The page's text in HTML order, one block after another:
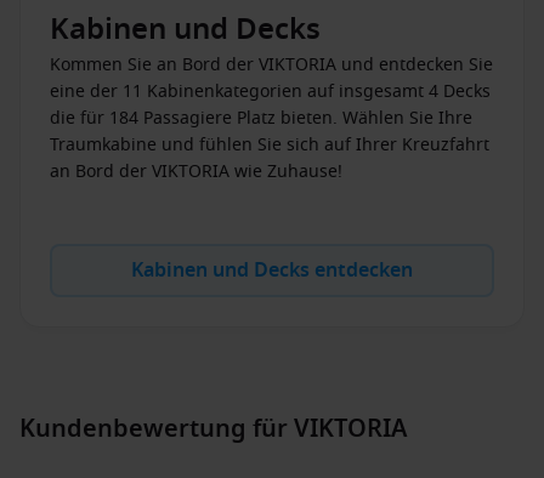
Kabinen und Decks
Kommen Sie an Bord der VIKTORIA und entdecken Sie
eine der 11 Kabinenkategorien auf insgesamt 4 Decks
die für 184 Passagiere Platz bieten. Wählen Sie Ihre
Traumkabine und fühlen Sie sich auf Ihrer Kreuzfahrt
an Bord der VIKTORIA wie Zuhause!
Kabinen und Decks entdecken
Kundenbewertung für VIKTORIA